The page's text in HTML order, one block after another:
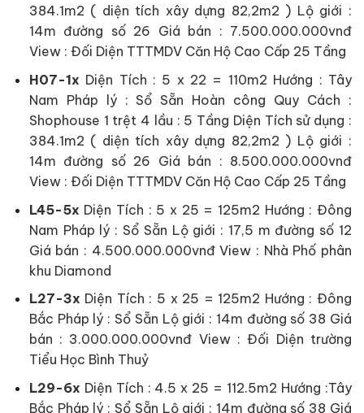
384.1m2 ( diện tích xây dựng 82,2m2 ) Lộ giới :
14m đường số 26 Giá bán : 7.500.000.000vnđ
View : Đối Diện TTTMDV Căn Hộ Cao Cấp 25 Tầng
H07-1x Diện Tích : 5 x 22 = 110m2 Hướng : Tây
Nam Pháp lý : Sổ Sẵn Hoàn công Quy Cách :
Shophouse 1 trệt 4 lầu : 5 Tầng Diện Tích sử dụng :
384.1m2 ( diện tích xây dựng 82,2m2 ) Lộ giới :
14m đường số 26 Giá bán : 8.500.000.000vnđ
View : Đối Diện TTTMDV Căn Hộ Cao Cấp 25 Tầng
L45-5x Diện Tích : 5 x 25 = 125m2 Hướng : Đông
Nam Pháp lý : Sổ Sẵn Lộ giới : 17,5 m đường số 12
Giá bán : 4.500.000.000vnđ View : Nhà Phố phân
khu Diamond
L27-3x Diện Tích : 5 x 25 = 125m2 Hướng : Đông
Bắc Pháp lý : Sổ Sẵn Lộ giới : 14m đường số 38 Giá
bán : 3.000.000.000vnđ View : Đối Diện trường
Tiểu Học Bình Thuỷ
L29-6x Diện Tích : 4.5 x 25 = 112.5m2 Hướng :Tây
Bắc Pháp lý : Sổ Sẵn Lộ giới : 14m đường số 38 Giá